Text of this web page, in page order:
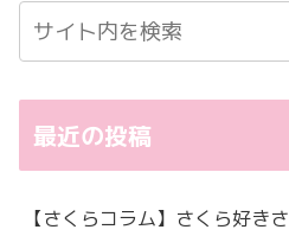
最近の投稿
【さくらコラム】さくら好き